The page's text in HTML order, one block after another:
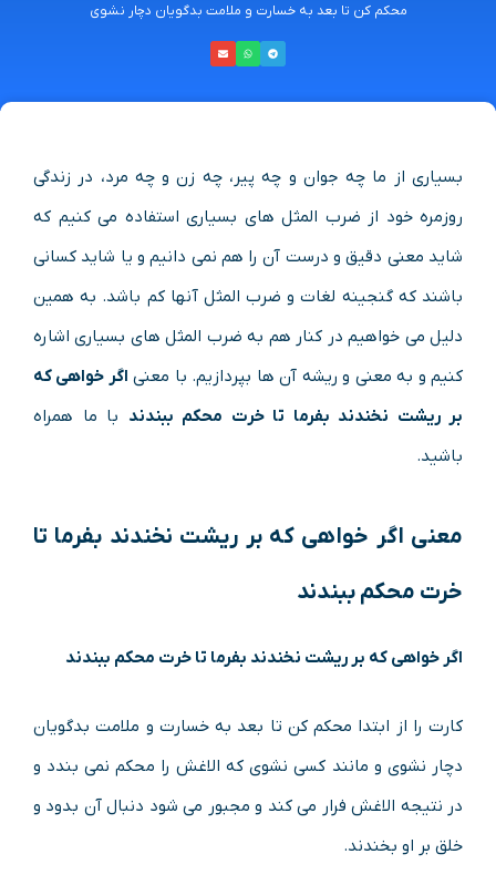
محکم کن تا بعد به خسارت و ملامت بدگویان دچار نشوی
بسیاری از ما چه جوان و چه پیر، چه زن و چه مرد، در زندگی
روزمره خود از ضرب المثل های بسیاری استفاده می کنیم که
شاید معنی دقیق و درست آن را هم نمی دانیم و یا شاید کسانی
باشند که گنجینه لغات و ضرب المثل آنها کم باشد. به همین
دلیل می خواهیم در کنار هم به ضرب المثل های بسیاری اشاره
کنیم و به معنی و ریشه آن ها بپردازیم. با معنی اگر خواهی که
بر ریشت نخندند بفرما تا خرت محکم ببندند با ما همراه
باشید.
معنی اگر خواهی که بر ریشت نخندند بفرما تا
خرت محکم ببندند
اگر خواهی که بر ریشت نخندند بفرما تا خرت محکم ببندند
کارت را از ابتدا محکم کن تا بعد به خسارت و ملامت بدگویان
دچار نشوی و مانند کسی نشوی که الاغش را محکم نمی بندد و
در نتیجه الاغش فرار می کند و مجبور می شود دنبال آن بدود و
خلق بر او بخندند.